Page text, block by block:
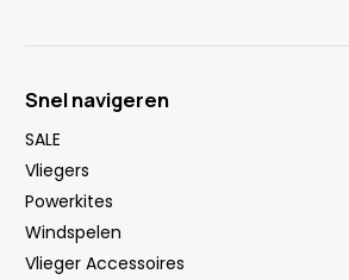
Snel navigeren
SALE
Vliegers
Powerkites
Windspelen
Vlieger Accessoires